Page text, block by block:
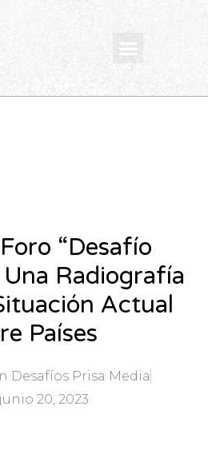
Menu
“Desafío
Una Radiografía
Actual
Países
Desafíos Prisa Media
junio 20, 2023